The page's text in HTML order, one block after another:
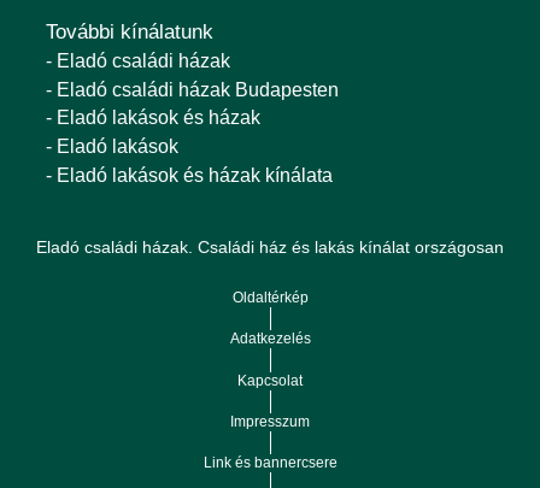
További kínálatunk
- Eladó családi házak
- Eladó családi házak Budapesten
- Eladó lakások és házak
- Eladó lakások
- Eladó lakások és házak kínálata
Eladó családi házak. Családi ház és lakás kínálat országosan
Oldaltérkép
Adatkezelés
Kapcsolat
Impresszum
Link és bannercsere